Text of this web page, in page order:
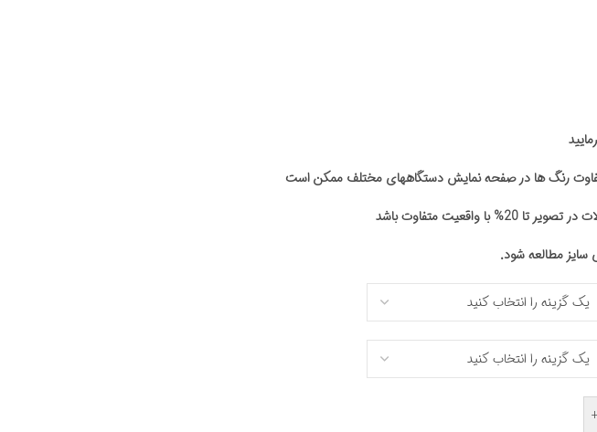
رنگ ها در صفحه نمایش دستگاههای مختلف ممکن است
با واقعیت متفاوت باشد
سایز مطالعه شود.
+